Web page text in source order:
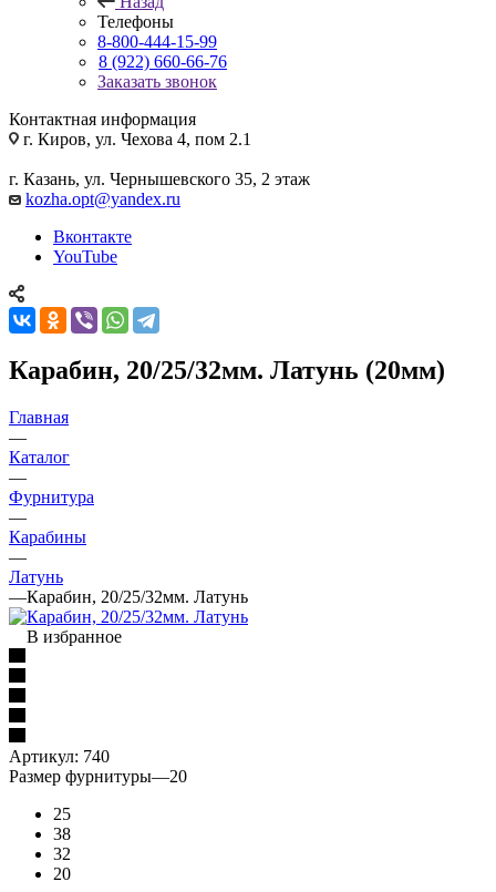
Телефоны
8-800-444-15-99
8 (922) 660-66-76
Заказать звонок
Контактная информация
г. Киров, ул. Чехова 4, пом 2.1
г. Казань, ул. Чернышевского 35, 2 этаж
kozha.opt@yandex.ru
Вконтакте
YouTube
Карабин, 20/25/32мм. Латунь (20мм)
Главная
—
Каталог
—
Фурнитура
—
Карабины
—
Латунь
—Карабин, 20/25/32мм. Латунь
В избранное
Артикул: 740
Размер фурнитуры—20
25
38
32
20